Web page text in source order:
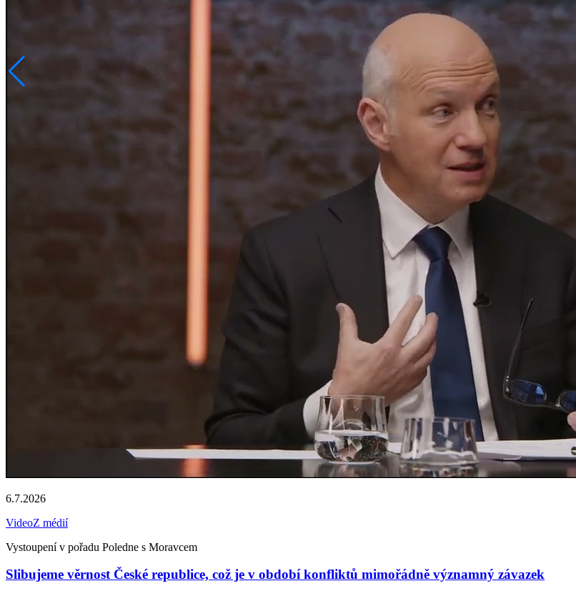
6.7.2026
VideoZ médií
Vystoupení v pořadu Poledne s Moravcem
Slibujeme věrnost České republice, což je v období konfliktů mimořádně významný závazek